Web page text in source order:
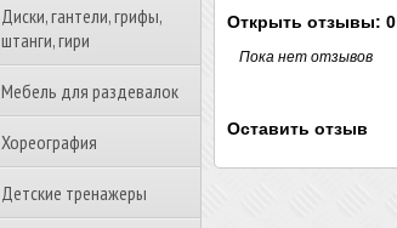
Диски, гантели, грифы,
штанги, гири
Мебель для раздевалок
Хореография
Детские тренажеры
Открыть отзывы: 0
Пока нет отзывов
Оставить отзыв